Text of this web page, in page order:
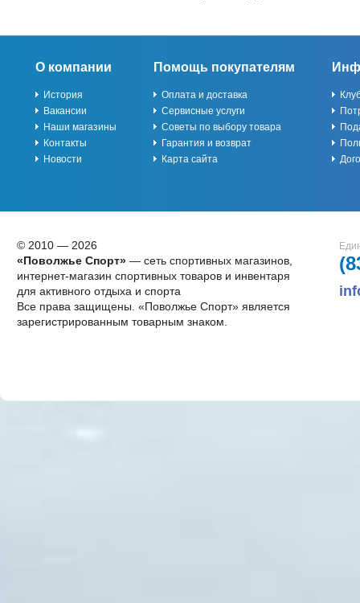
О компании
История
Вакансии
Наши магазины
Контакты
Новости
Помощь покупателям
Оплата и доставка
Сервисные услуги
Советы по выбору товара
Гарантия и возврат
Карта сайта
© 2010 — 2026
«Поволжье Спорт»— сеть спортивных магазинов,
интернет-магазин спортивных товаров и инвентаря
для активного отдыха и спорта
Все права защищены. «Поволжье Спорт» является
зарегистрированным товарным знаком.